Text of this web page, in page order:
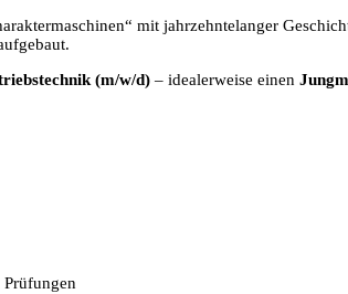
mit jahrzehntelanger
(m/w/d) – idealerweise einen
Prüfungen